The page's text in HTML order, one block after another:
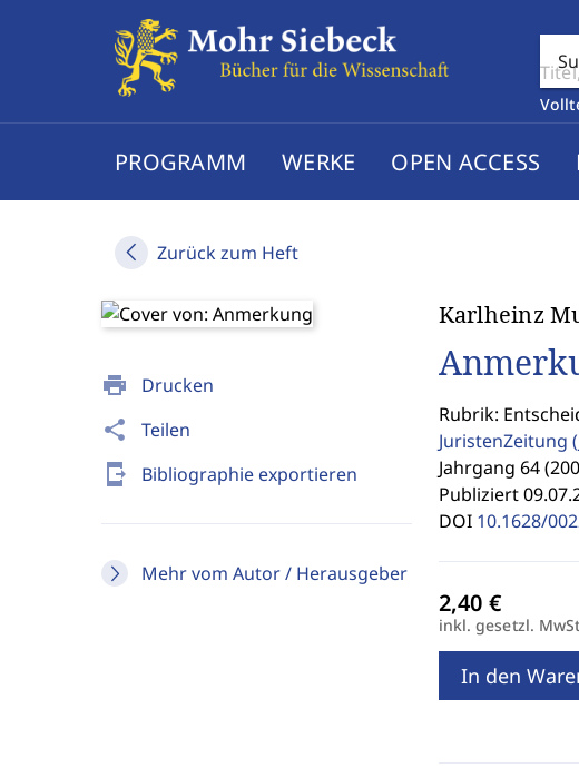
PROGRAMM WERKE OPEN ACCESS
Zurück zum Heft
print Drucken
share Teilen
send_to_mobile Bibliographie exportieren
Mehr vom Autor / Herausgeber
Karlheinz
Rubrik:
JuristenZeitung
Jahrgang 64
Publiziert
DOI 10.1628/
inkl. gesetzl.
In den